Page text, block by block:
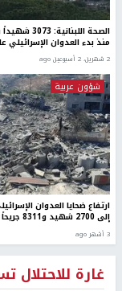
منذ بدء العدوان الإسرائيلي
2 شهرين، 2 أسبوعين ago
شؤون عربية
ارتفاع ضحايا العدوان
إلى 2700 شهيد و8311 جريحاً
3 أشهر ago
غارة للاحتلال